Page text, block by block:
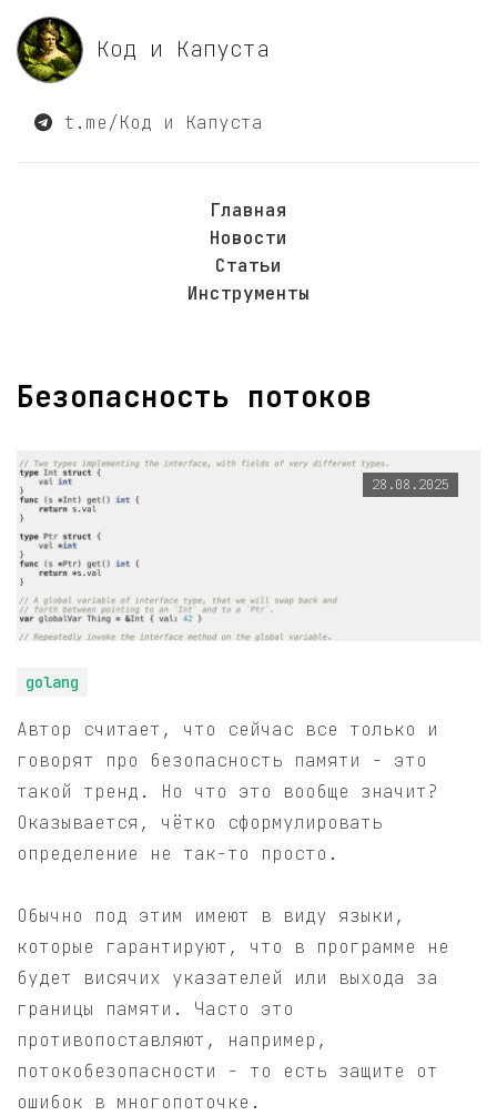
Код и Капуста
t.me/Код и Капуста
Главная
Новости
Статьи
Инструменты
Безопасность потоков
28.08.2025
golang
Автор считает, что сейчас все только и
говорят про безопасность памяти - это
такой тренд. Но что это вообще значит?
Оказывается, чётко сформулировать
определение не так-то просто.
Обычно под этим имеют в виду языки,
которые гарантируют, что в программе не
будет висячих указателей или выхода за
границы памяти. Часто это
противопоставляют, например,
потокобезопасности - то есть защите от
ошибок в многопоточке.